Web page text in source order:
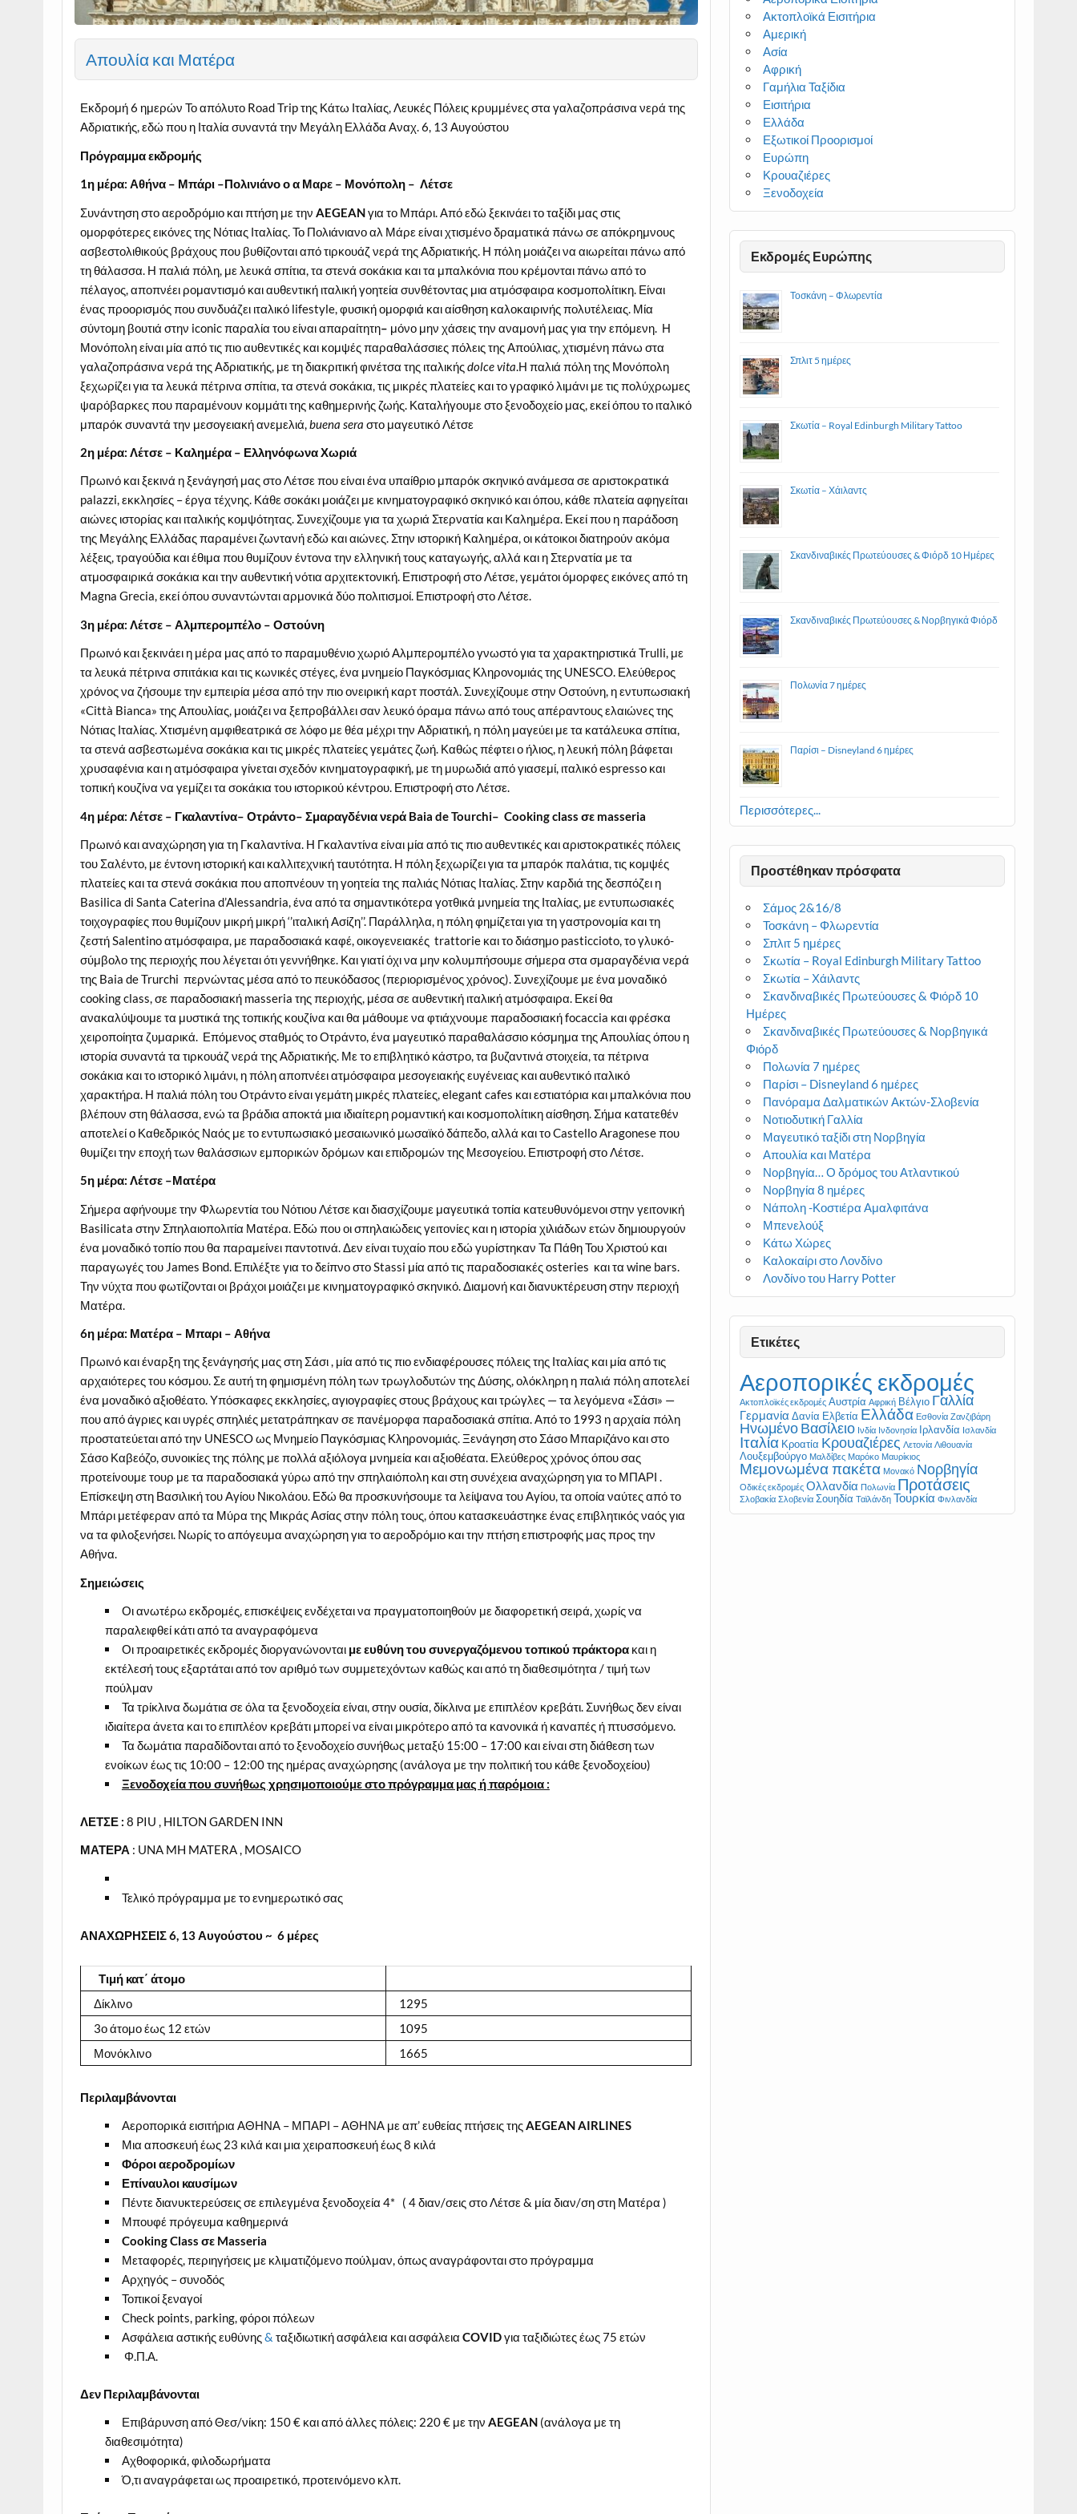
Απουλία και Ματέρα
Εκδρομή 6 ημερών Το απόλυτο Road Trip της Κάτω Ιταλίας, Λευκές Πόλεις κρυμμένες στα γαλαζοπράσινα νερά της
Αδριατικής, εδώ που η Ιταλία συναντά την Μεγάλη Ελλάδα Αναχ. 6, 13 Αυγούστου
Πρόγραμμα εκδρομής
1η μέρα: Αθήνα – Μπάρι –Πολινιάνο ο α Μαρε – Μονόπολη – Λέτσε
Συνάντηση στο αεροδρόμιο και πτήση με την AEGEANγια το Μπάρι. Από εδώ ξεκινάει το ταξίδι μας στις
ομορφότερες εικόνες της Νότιας Ιταλίας. Το Πολιάνιανο αλ Μάρε είναι χτισμένο δραματικά πάνω σε απόκρημνους
ασβεστολιθικούς βράχους που βυθίζονται από τιρκουάζ νερά της Αδριατικής. Η πόλη μοιάζει να αιωρείται πάνω από
τη θάλασσα. Η παλιά πόλη, με λευκά σπίτια, τα στενά σοκάκια και τα μπαλκόνια που κρέμονται πάνω από το
πέλαγος, αποπνέει ρομαντισμό και αυθεντική ιταλική γοητεία συνθέτoντας μια ατμόσφαιρα κοσμοπολίτικη. Είναι
ένας προορισμός που συνδυάζει ιταλικό lifestyle, φυσική ομορφιά και αίσθηση καλοκαιρινής πολυτέλειας. Μία
σύντομη βουτιά στην iconic παραλία του είναι απαραίτητη­­– μόνο μην χάσεις την αναμονή μας για την επόμενη. Η
Μονόπολη είναι μία από τις πιο αυθεντικές και κομψές παραθαλάσσιες πόλεις της Απούλιας, χτισμένη πάνω στα
γαλαζοπράσινα νερά της Αδριατικής, με τη διακριτική φινέτσα της ιταλικήςdolcevita .Η παλιά πόλη της Μονόπολη
ξεχωρίζει για τα λευκά πέτρινα σπίτια, τα στενά σοκάκια, τις μικρές πλατείες και το γραφικό λιμάνι με τις πολύχρωμες
ψαρόβαρκες που παραμένουν κομμάτι της καθημερινής ζωής. Καταλήγουμε στο ξενοδοχείο μας, εκεί όπου το ιταλικό
μπαρόκ συναντά την μεσογειακή ανεμελιά,buena sera στο μαγευτικό Λέτσε
2η μέρα: Λέτσε – Καλημέρα – Ελληνόφωνα Χωριά
Πρωινό και ξεκινά η ξενάγησή μας στο Λέτσε που είναι ένα υπαίθριο μπαρόκ σκηνικό ανάμεσα σε αριστοκρατικά
palazzi, εκκλησίες – έργα τέχνης. Κάθε σοκάκι μοιάζει με κινηματογραφικό σκηνικό και όπου, κάθε πλατεία αφηγείται
αιώνες ιστορίας και ιταλικής κομψότητας. Συνεχίζουμε για τα χωριά Στερνατία και Καλημέρα. Εκεί που η παράδοση
της Μεγάλης Ελλάδας παραμένει ζωντανή εδώ και αιώνες. Στην ιστορική Καλημέρα, οι κάτοικοι διατηρούν ακόμα
λέξεις, τραγούδια και έθιμα που θυμίζουν έντονα την ελληνική τους καταγωγής, αλλά και η Στερνατία με τα
ατμοσφαιρικά σοκάκια και την αυθεντική νότια αρχιτεκτονική. Επιστροφή στο Λέτσε, γεμάτοι όμορφες εικόνες από τη
Magna Grecia, εκεί όπου συναντώνται αρμονικά δύο πολιτισμοί. Επιστροφή στο Λέτσε.
3η μέρα: Λέτσε – Αλμπερομπέλο – Οστούνη
Πρωινό και ξεκινάει η μέρα μας από το παραμυθένιο χωριό Αλμπερομπέλο γνωστό για τα χαρακτηριστικά Trulli, με
τα λευκά πέτρινα σπιτάκια και τις κωνικές στέγες, ένα μνημείο Παγκόσμιας Κληρονομιάς της UNESCO. Ελεύθερος
χρόνος να ζήσουμε την εμπειρία μέσα από την πιο ονειρική καρτ ποστάλ. Συνεχίζουμε στην Οστούνη, η εντυπωσιακή
«Città Bianca» της Απουλίας, μοιάζει να ξεπροβάλλει σαν λευκό όραμα πάνω από τους απέραντους ελαιώνες της
Νότιας Ιταλίας. Χτισμένη αμφιθεατρικά σε λόφο με θέα μέχρι την Αδριατική, η πόλη μαγεύει με τα κατάλευκα σπίτια,
τα στενά ασβεστωμένα σοκάκια και τις μικρές πλατείες γεμάτες ζωή. Καθώς πέφτει ο ήλιος, η λευκή πόλη βάφεται
χρυσαφένια και η ατμόσφαιρα γίνεται σχεδόν κινηματογραφική, με τη μυρωδιά από γιασεμί, ιταλικό espresso και
τοπική κουζίνα να γεμίζει τα σοκάκια του ιστορικού κέντρου. Επιστροφή στο Λέτσε.
4η μέρα: Λέτσε – Γκαλαντίνα– Οτράντο– Σμαραγδένια νερά Baia deTourchi–Cookingclass σε masseria
Πρωινό και αναχώρηση για τη Γκαλαντίνα. Η Γκαλαντίνα είναι μία από τις πιο αυθεντικές και αριστοκρατικές πόλεις
του Σαλέντο, με έντονη ιστορική και καλλιτεχνική ταυτότητα. Η πόλη ξεχωρίζει για τα μπαρόκ παλάτια, τις κομψές
πλατείες και τα στενά σοκάκια που αποπνέουν τη γοητεία της παλιάς Νότιας Ιταλίας. Στην καρδιά της δεσπόζει η
Basilica di Santa Caterina d’Alessandria, ένα από τα σημαντικότερα γοτθικά μνημεία της Ιταλίας, με εντυπωσιακές
τοιχογραφίες που θυμίζουν μικρή μικρή ‘’ιταλική Ασίζη’’. Παράλληλα, η πόλη φημίζεται για τη γαστρονομία και τη
ζεστή Salentino ατμόσφαιρα, με παραδοσιακά καφέ, οικογενειακές trattorie και το διάσημο pasticcioto, το γλυκό-
σύμβολο της περιοχής που λέγεται ότι γεννήθηκε. Και γιατί όχι να μην κολυμπήσουμε σήμερα στα σμαραγδένια νερά
της Baia de Trurchi περνώντας μέσα από το πευκόδασος (περιορισμένος χρόνος). Συνεχίζουμε με ένα μοναδικό
cooking class, σε παραδοσιακή masseria της περιοχής, μέσα σε αυθεντική ιταλική ατμόσφαιρα. Εκεί θα
ανακαλύψουμε τα μυστικά της τοπικής κουζίνα και θα μάθουμε να φτιάχνουμε παραδοσιακή focaccia και φρέσκα
χειροποίητα ζυμαρικά. Επόμενος σταθμός το Οτράντο, ένα μαγευτικό παραθαλάσσιο κόσμημα της Απουλίας όπου η
ιστορία συναντά τα τιρκουάζ νερά της Αδριατικής. Με το επιβλητικό κάστρο, τα βυζαντινά στοιχεία, τα πέτρινα
σοκάκια και το ιστορικό λιμάνι, η πόλη αποπνέει ατμόσφαιρα μεσογειακής ευγένειας και αυθεντικό ιταλικό
χαρακτήρα. Η παλιά πόλη του Οτράντο είναι γεμάτη μικρές πλατείες, elegant cafes και εστιατόρια και μπαλκόνια που
βλέπουν στη θάλασσα, ενώ τα βράδια αποκτά μια ιδιαίτερη ρομαντική και κοσμοπολίτικη αίσθηση. Σήμα κατατεθέν
αποτελεί ο Καθεδρικός Ναός με το εντυπωσιακό μεσαιωνικό μωσαϊκό δάπεδο, αλλά και το Castello Aragonese που
θυμίζει την εποχή των θαλάσσιων εμπορικών δρόμων και επιδρομών της Μεσογείου. Επιστροφή στο Λέτσε.
5η μέρα: Λέτσε –Ματέρα
Σήμερα αφήνουμε την Φλωρεντία του Νότιου Λέτσε και διασχίζουμε μαγευτικά τοπία κατευθυνόμενοι στην γειτονική
Basilicata στην Σπηλαιοπολιτία Ματέρα. Εδώ που οι σπηλαιώδεις γειτονίες και η ιστορία χιλιάδων ετών δημιουργούν
ένα μοναδικό τοπίο που θα παραμείνει παντοτινά. Δεν είναι τυχαίο που εδώ γυρίστηκαν Τα Πάθη Του Χριστού και
παραγωγές του James Bond. Επιλέξτε για το δείπνο στο Stassi μία από τις παραδοσιακές osteries και τα wine bars.
Την νύχτα που φωτίζονται οι βράχοι μοιάζει με κινηματογραφικό σκηνικό. Διαμονή και διανυκτέρευση στην περιοχή
Ματέρα.
6η μέρα: Ματέρα – Μπαρι – Αθήνα
Πρωινό και έναρξη της ξενάγησής μας στη Σάσι , μία από τις πιο ενδιαφέρουσες πόλεις της Ιταλίας και μία από τις
αρχαιότερες του κόσμου. Σε αυτή τη φημισμένη πόλη των τρωγλοδυτών της Δύσης, ολόκληρη η παλιά πόλη αποτελεί
ένα μοναδικό αξιοθέατο. Υπόσκαφες εκκλησίες, αγιογραφίες στους βράχους και τρώγλες — τα λεγόμενα «Σάσι» —
που από άγριες και υγρές σπηλιές μετατράπηκαν σε πανέμορφα παραδοσιακά σπίτια. Από το 1993 η αρχαία πόλη
προστατεύεται από την UNESCO ως Μνημείο Παγκόσμιας Κληρονομιάς. Ξενάγηση στο Σάσο Μπαριζάνο και στο
Σάσο Καβεόζο, συνοικίες της πόλης με πολλά αξιόλογα μνημεία και αξιοθέατα. Ελεύθερος χρόνος όπου σας
προτείνουμε τουρ με τα παραδοσιακά γύρω από την σπηλαιόπολη και στη συνέχεια αναχώρηση για το ΜΠΑΡΙ .
Επίσκεψη στη Βασιλική του Αγίου Νικολάου. Εδώ θα προσκυνήσουμε τα λείψανα του Αγίου, τα οποία ναύτες από το
Μπάρι μετέφεραν από τα Μύρα της Μικράς Ασίας στην πόλη τους, όπου κατασκευάστηκε ένας επιβλητικός ναός για
να τα φιλοξενήσει. Νωρίς το απόγευμα αναχώρηση για το αεροδρόμιο και την πτήση επιστροφής μας προς την
Αθήνα.
Σημειώσεις
Οι ανωτέρω εκδρομές, επισκέψεις ενδέχεται να πραγματοποιηθούν με διαφορετική σειρά, χωρίς να
παραλειφθεί κάτι από τα αναγραφόμενα
Οι προαιρετικές εκδρομές διοργανώνονται με ευθύνη του συνεργαζόμενου τοπικού πράκτορακαι η
εκτέλεσή τους εξαρτάται από τον αριθμό των συμμετεχόντων καθώς και από τη διαθεσιμότητα / τιμή των
πούλμαν
Τα τρίκλινα δωμάτια σε όλα τα ξενοδοχεία είναι, στην ουσία, δίκλινα με επιπλέον κρεβάτι. Συνήθως δεν είναι
ιδιαίτερα άνετα και το επιπλέον κρεβάτι μπορεί να είναι μικρότερο από τα κανονικά ή καναπές ή πτυσσόμενο.
Τα δωμάτια παραδίδονται από το ξενοδοχείο συνήθως μεταξύ 15:00 – 17:00 και είναι στη διάθεση των
ενοίκων έως τις 10:00 – 12:00 της ημέρας αναχώρησης (ανάλογα με την πολιτική του κάθε ξενοδοχείου)
Ξενοδοχεία που συνήθως χρησιμοποιούμε στο πρόγραμμα μας ή παρόμοια :
ΛΕΤΣΕ : 8 PIU , HILTON GARDEN INN
ΜΑΤΕΡΑ : UNA MH MATERA , MOSAICO
Τελικό πρόγραμμα με το ενημερωτικό σας
ΑΝΑΧΩΡΗΣΕΙΣ6, 13Αυγούστου ~6 μέρες
Τιμή κατ΄ άτομο
Δίκλινο
1295
3ο άτομο έως 12 ετών
1095
Μονόκλινο
1665
Περιλαμβάνονται
Αεροπορικά εισιτήρια ΑΘΗΝΑ – ΜΠΑΡΙ – ΑΘΗΝΑ με απ’ ευθείας πτήσεις τηςAEGEANAIRLINES
Μια αποσκευή έως 23 κιλά και μια χειραποσκευή έως 8 κιλά
Φόροι αεροδρομίων
Επίναυλοι καυσίμων
Πέντε διανυκτερεύσεις σε επιλεγμένα ξενοδοχεία 4* ( 4 διαν/σεις στο Λέτσε & μία διαν/ση στη Ματέρα )
Μπουφέ πρόγευμα καθημερινά
Cooking Class σε Masseria
Μεταφορές, περιηγήσεις με κλιματιζόμενο πούλμαν, όπως αναγράφονται στο πρόγραμμα
Αρχηγός – συνοδός
Τοπικοί ξεναγοί
Check points, parking, φόροι πόλεων
Ασφάλεια αστικής ευθύνης& ταξιδιωτική ασφάλεια και ασφάλεια COVIDγια ταξιδιώτες έως 75 ετών
Φ.Π.Α.
Δεν Περιλαμβάνονται
Επιβάρυνση από Θεσ/νίκη: 150 € και από άλλες πόλεις: 220 € με την AEGEAN(ανάλογα με τη
διαθεσιμότητα)
Αχθοφορικά, φιλοδωρήματα
Ό,τι αναγράφεται ως προαιρετικό, προτεινόμενο κλπ.
Ακτοπλοϊκά Εισιτήρια
Αμερική
Ασία
Αφρική
Γαμήλια Ταξίδια
Εισιτήρια
Ελλάδα
Εξωτικοί Προορισμοί
Ευρώπη
Κρουαζιέρες
Ξενοδοχεία
Εκδρομές Ευρώπης
Τοσκάνη – Φλωρεντία
Σπλιτ 5 ημέρες
Σκωτία – Royal Edinburgh Military Tattoo
Σκωτία – Χάιλαντς
Σκανδιναβικές Πρωτεύουσες & Φιόρδ 10 Ημέρες
Σκανδιναβικές Πρωτεύουσες & Νορβηγικά Φιόρδ
Πολωνία 7 ημέρες
Παρίσι – Disneyland 6 ημέρες
Περισσότερες...
Προστέθηκαν πρόσφατα
Σάμος 2&16/8
Τοσκάνη – Φλωρεντία
Σπλιτ 5 ημέρες
Σκωτία – Royal Edinburgh Military Tattoo
Σκωτία – Χάιλαντς
Σκανδιναβικές Πρωτεύουσες & Φιόρδ 10
Ημέρες
Σκανδιναβικές Πρωτεύουσες & Νορβηγικά
Φιόρδ
Πολωνία 7 ημέρες
Παρίσι – Disneyland 6 ημέρες
Πανόραμα Δαλματικών Ακτών-Σλοβενία
Νοτιοδυτική Γαλλία
Μαγευτικό ταξίδι στη Νορβηγία
Απουλία και Ματέρα
Νορβηγία… Ο δρόμος του Ατλαντικού
Νορβηγία 8 ημέρες
Νάπολη -Κοστιέρα Αμαλφιτάνα
Μπενελούξ
Κάτω Χώρες
Καλοκαίρι στο Λονδίνο
Λονδίνο του Harry Potter
Ετικέτες
Αεροπορικές εκδρομές
Ακτοπλοϊκές εκδρομές Αυστρία Αφρική Βέλγιο Γαλλία
Γερμανία Δανία Ελβετία Ελλάδα Εσθονία Ζανζιβάρη
Ηνωμένο Βασίλειο Ινδία Ινδονησία Ιρλανδία Ισλανδία
Ιταλία Κροατία Κρουαζιέρες Λετονία Λιθουανία
Λουξεμβούργο Μαλδίβες Μαρόκο Μαυρίκιος
Μεμονωμένα πακέτα Μονακό Νορβηγία
Οδικές εκδρομές Ολλανδία Πολωνία Προτάσεις
Σλοβακία Σλοβενία Σουηδία Ταϊλάνδη Τουρκία Φινλανδία